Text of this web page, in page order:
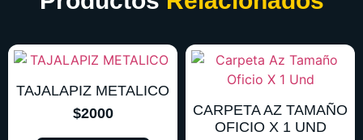
TAJALAPIZ METALICO
$2000
CARPETA AZ TAMAÑO
OFICIO X 1 UND